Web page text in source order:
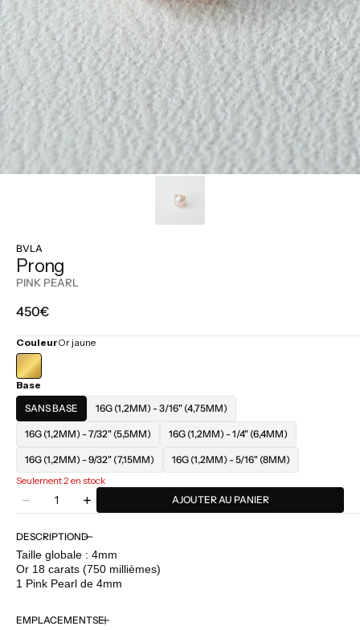
BVLA
Prong
PINK PEARL
Prix
450€
CouleurOr jaune
Base
SANS BASE
16G (1,2MM) - 3/16" (4,75MM)
16G (1,2MM) - 7/32" (5,5MM) 16G (1,2MM) - 1/4" (6,4MM)
16G (1,2MM) - 9/32" (7,15MM)
16G (1,2MM) - 5/16" (8MM)
Seulement 2 en stock
Diminuer
quantité
pour
BVLA
-
Pink
Quantité
Augmenter
quantité
pour
BVLA
-
Pink
AJOUTER AU PANIER
DESCRIPTION
Taille globale : 4mm
Or 18 carats (750 millièmes)
1 Pink Pearl de 4mm
EMPLACEMENTS